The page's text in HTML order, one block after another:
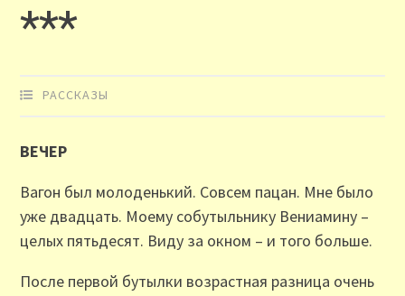
***
РАССКАЗЫ
ВЕЧЕР
Вагон был молоденький. Совсем пацан. Мне было
уже двадцать. Моему собутыльнику Вениамину –
целых пятьдесят. Виду за окном – и того больше.
После первой бутылки возрастная разница очень